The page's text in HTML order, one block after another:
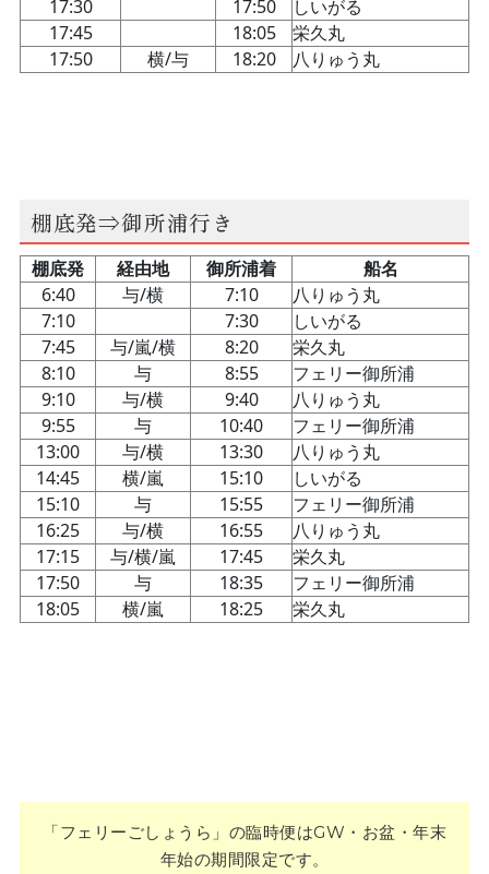
棚底発⇒御所浦行き
「フェリーごしょうら」の臨時便はGW・お盆・年末
年始の期間限定です。